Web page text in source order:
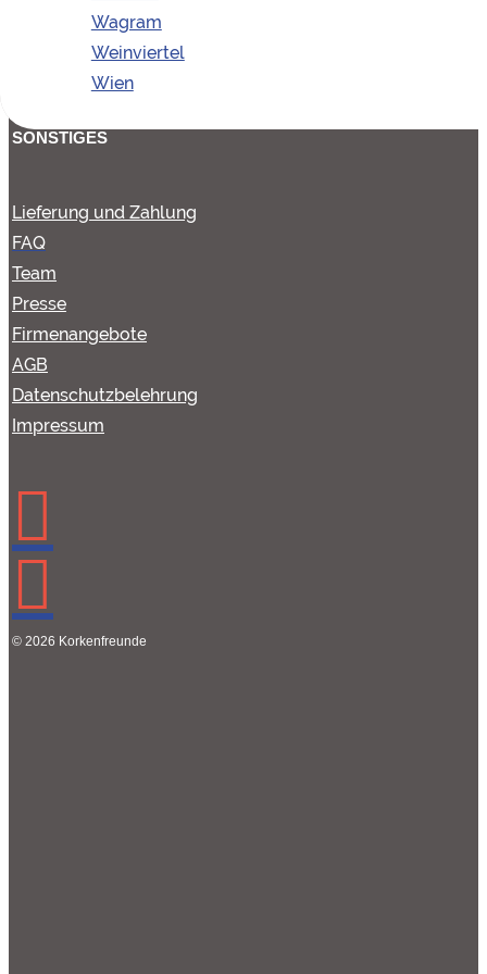
Obere Marktstraße 2
3492 Etsdorf am Kamp
SONSTIGES
Lieferung und Zahlung
FAQ
Team
Presse
Firmenangebote
AGB
Datenschutzbelehrung
Impressum
© 2026 Korkenfreunde
Wagram
Weinviertel
Wien